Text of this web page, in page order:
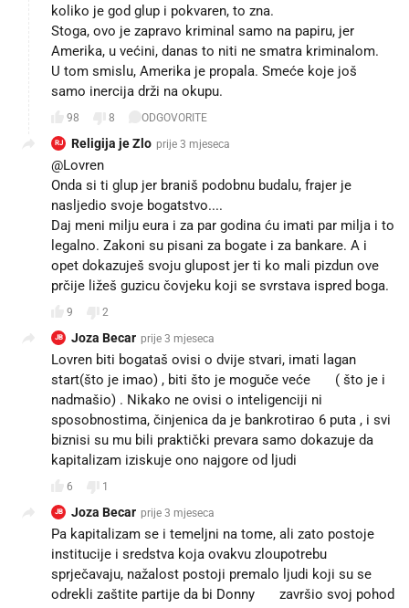
koliko je god glup i pokvaren, to zna.
Stoga, ovo je zapravo kriminal samo na papiru, jer
Amerika, u većini, danas to niti ne smatra kriminalom.
U tom smislu, Amerika je propala. Smeće koje još
samo inercija drži na okupu.
98 8 ODGOVORITE
RJ Religija je Zlo prije 3 mjeseca
@Lovren
Onda si ti glup jer braniš podobnu budalu, frajer je
nasljedio svoje bogatstvo....
Daj meni milju eura i za par godina ću imati par milja i to
legalno. Zakoni su pisani za bogate i za bankare. A i
opet dokazuješ svoju glupost jer ti ko mali pizdun ove
prčije ližeš guzicu čovjeku koji se svrstava ispred boga.
9 2
JB Joza Becar prije 3 mjeseca
Lovren biti bogataš ovisi o dvije stvari, imati lagan
start(što je imao) , biti što je moguče veće 💩 ( što je i
nadmašio) . Nikako ne ovisi o inteligenciji ni
sposobnostima, činjenica da je bankrotirao 6 puta , i svi
biznisi su mu bili praktički prevara samo dokazuje da
kapitalizam iziskuje ono najgore od ljudi
6 1
JB Joza Becar prije 3 mjeseca
Pa kapitalizam se i temeljni na tome, ali zato postoje
institucije i sredstva koja ovakvu zloupotrebu
sprječavaju, nažalost postoji premalo ljudi koji su se
odrekli zaštite partije da bi Donny 🤡 završio svoj pohod